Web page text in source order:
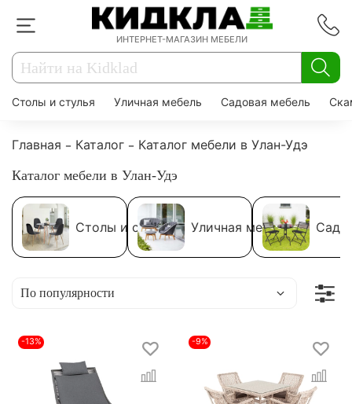
ИНТЕРНЕТ-МАГАЗИН МЕБЕЛИ
Столы и стулья Уличная мебель Садовая мебель
Главная Каталог
Каталог мебели в Улан-Удэ
Каталог мебели в Улан-Удэ
Столы и стулья Уличная мебель
-13% -9%